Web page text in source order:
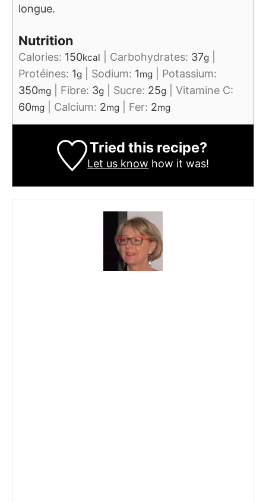
longue.
Nutrition
Calories: 150kcal Carbohydrates: 37g
Protéines: 1g Sodium: 1mg
Potassium:
350mg Fibre: 3g Sucre: 25g
Vitamine C:
60mg Calcium: 2mg Fer: 2mg
Tried this recipe?
Let us know how it was!